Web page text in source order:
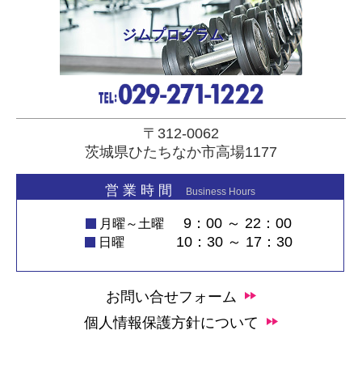
ジムプログラム
〒312-0062
茨城県ひたちなか市高場1177
営 業 時 間 Business Hours
月曜～土曜 9：00 ～ 22：00
日曜 10：30 ～ 17：30
お問い合せフォーム
個人情報保護方針について